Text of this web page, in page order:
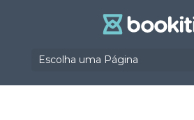
Escolha uma Página